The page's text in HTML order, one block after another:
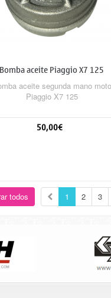
Bomba aceite Piaggio X7 125
aceite segunda mano moto
Piaggio X7 125
50,00€
todos 1 2 3